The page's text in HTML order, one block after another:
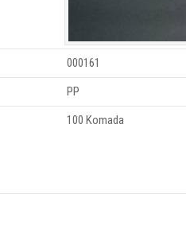
000161
PP
100 Komada